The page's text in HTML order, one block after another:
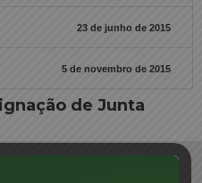
23 de junho de 2015
5 de novembro de 2015
de Junta